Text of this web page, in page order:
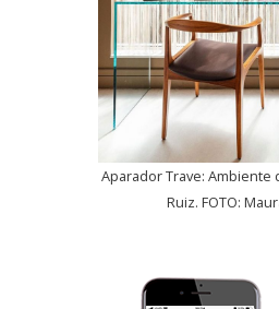
Aparador Trave: Ambiente
Ruiz. FOTO: